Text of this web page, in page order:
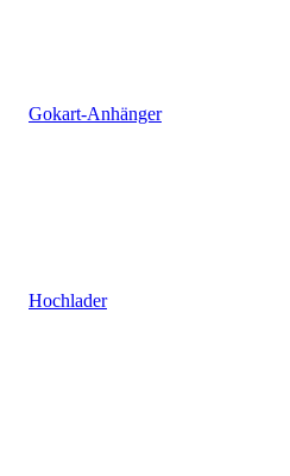
Gokart-Anhänger
Hochlader